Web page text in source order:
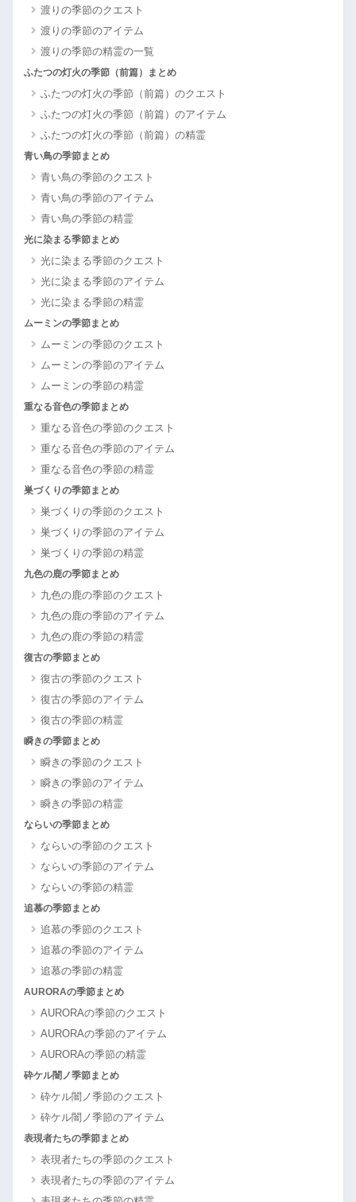
渡りの季節のクエスト
渡りの季節のアイテム
渡りの季節の精霊の一覧
ふたつの灯火の季節（前篇）まとめ
ふたつの灯火の季節（前篇）のクエスト
ふたつの灯火の季節（前篇）のアイテム
ふたつの灯火の季節（前篇）の精霊
青い鳥の季節まとめ
青い鳥の季節のクエスト
青い鳥の季節のアイテム
青い鳥の季節の精霊
光に染まる季節まとめ
光に染まる季節のクエスト
光に染まる季節のアイテム
光に染まる季節の精霊
ムーミンの季節まとめ
ムーミンの季節のクエスト
ムーミンの季節のアイテム
ムーミンの季節の精霊
重なる音色の季節まとめ
重なる音色の季節のクエスト
重なる音色の季節のアイテム
重なる音色の季節の精霊
巣づくりの季節まとめ
巣づくりの季節のクエスト
巣づくりの季節のアイテム
巣づくりの季節の精霊
九色の鹿の季節まとめ
九色の鹿の季節のクエスト
九色の鹿の季節のアイテム
九色の鹿の季節の精霊
復古の季節まとめ
復古の季節のクエスト
復古の季節のアイテム
復古の季節の精霊
瞬きの季節まとめ
瞬きの季節のクエスト
瞬きの季節のアイテム
瞬きの季節の精霊
ならいの季節まとめ
ならいの季節のクエスト
ならいの季節のアイテム
ならいの季節の精霊
追慕の季節まとめ
追慕の季節のクエスト
追慕の季節のアイテム
追慕の季節の精霊
AURORAの季節まとめ
AURORAの季節のクエスト
AURORAの季節のアイテム
AURORAの季節の精霊
砕ケル闇ノ季節まとめ
砕ケル闇ノ季節のクエスト
砕ケル闇ノ季節のアイテム
表現者たちの季節まとめ
表現者たちの季節のクエスト
表現者たちの季節のアイテム